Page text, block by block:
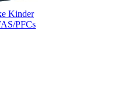
Kinder
PFCs